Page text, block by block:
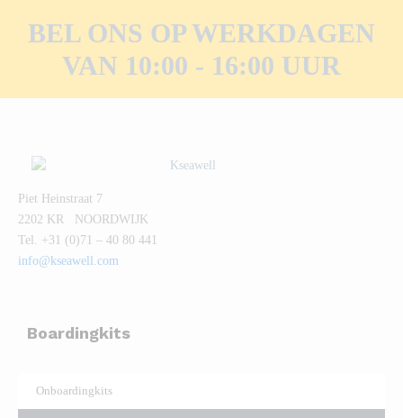
BEL ONS OP WERKDAGEN
VAN 10:00 - 16:00 UUR
Piet Heinstraat 7
2202 KR NOORDWIJK
Tel. +31 (0)71 – 40 80 441
info@kseawell.com
Boardingkits
Onboardingkits